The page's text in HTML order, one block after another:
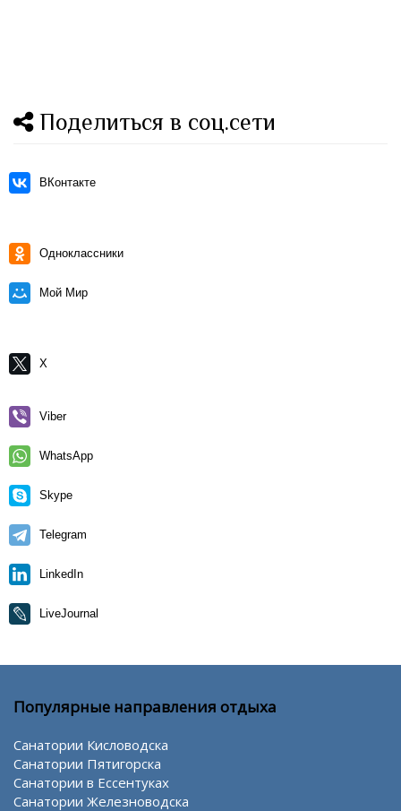
Поделиться в соц.сети
ВКонтакте
Одноклассники
Мой Мир
X
Viber
WhatsApp
Skype
Telegram
LinkedIn
LiveJournal
Популярные направления отдыха
Санатории Кисловодска
Санатории Пятигорска
Санатории в Ессентуках
Санатории Железноводска